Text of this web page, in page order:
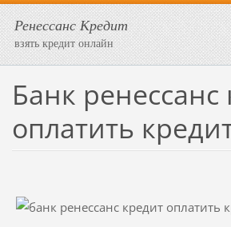
Ренессанс Кредит
взять кредит онлайн
Банк ренессанс
оплатить